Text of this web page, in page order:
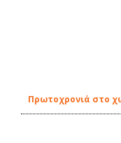
Πρωτοχρονιά στο